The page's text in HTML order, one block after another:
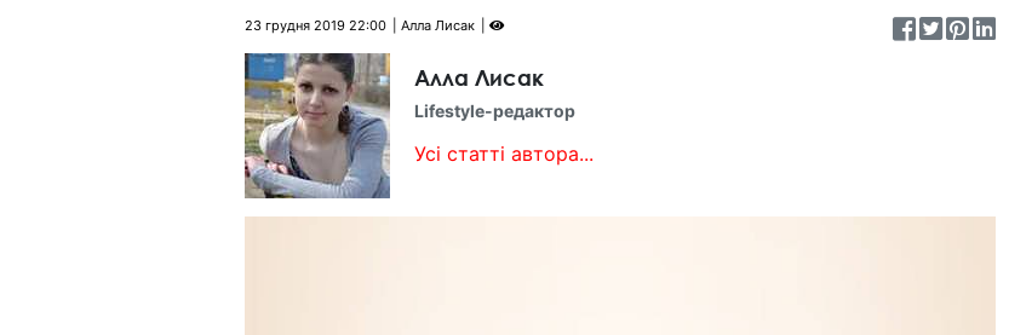
23 грудня 2019 22:00 Алла Лисак
Алла Лисак
Lifestyle-редактор
Усі статті автора...